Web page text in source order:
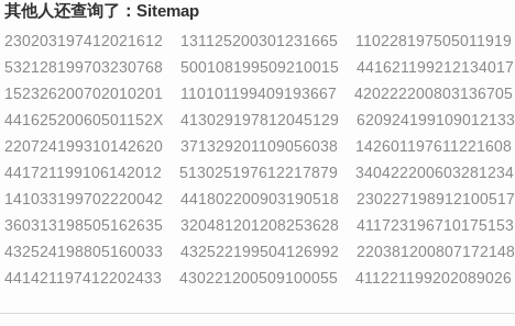
其他人还查询了： Sitemap
230203197412021612 131125200301231665 110228197505011919
532128199703230768
500108199509210015 441621199212134017
152326200702010201
110101199409193667 420222200803136705
44162520060501152X
413029197812045129 620924199109012133
220724199310142620
371329201109056038 142601197611221608
441721199106142012
513025197612217879 340422200603281234
141033199702220042
441802200903190518 230227198912100517
360313198505162635
320481201208253628 411723196710175153
432524198805160033
432522199504126992 220381200807172148
441421197412202433
430221200509100055 411221199202089026